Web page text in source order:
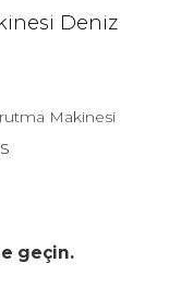
Deniz
Makinesi
geçin.